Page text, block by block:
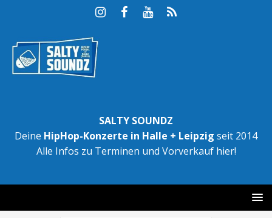
SALTY SOUNDZ
Deine HipHop-Konzerte in Halle + Leipzig seit 2014
Alle Infos zu Terminen und Vorverkauf hier!